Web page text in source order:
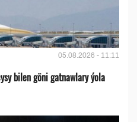
05.08.2026 - 11:11
bilen göni gatnawlary ýola